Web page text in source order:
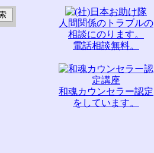
人間関係のトラブルの
相談にのります。
電話相談無料。
和魂カウンセラー認定
をしています。